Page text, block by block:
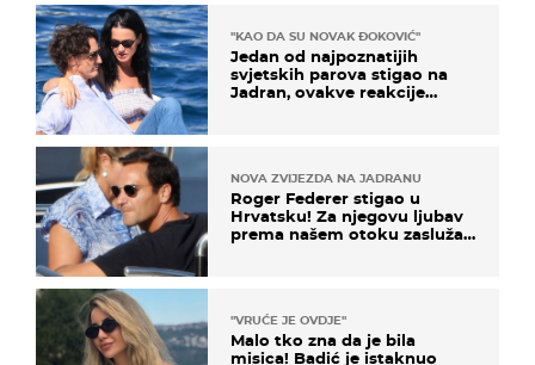
"KAO DA SU NOVAK ĐOKOVIĆ"
Jedan od najpoznatijih
svjetskih parova stigao na
Jadran, ovakve reakcije
NOVA ZVIJEZDA NA JADRANU
Roger Federer stigao u
Hrvatsku! Za njegovu ljubav
prema našem otoku zaslužan
"VRUĆE JE OVDJE"
Malo tko zna da je bila
misica! Badić je istaknuo